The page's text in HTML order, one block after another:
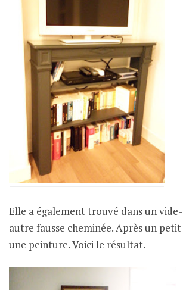
Elle a également trouvé dans un
autre fausse cheminée. Après un
une peinture. Voici le résultat.